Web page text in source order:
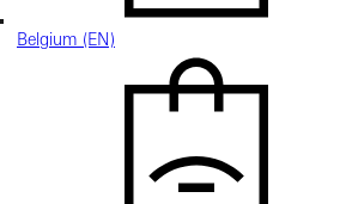
Belgium (EN)